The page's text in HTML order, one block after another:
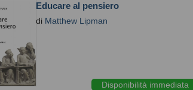
Educare al pensiero
di Matthew Lipman
Disponibilità immediata